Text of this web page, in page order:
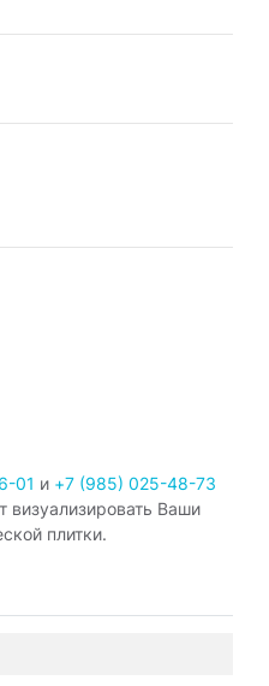
01 и +7 (985) 025-48-73
визуализировать Ваши
плитки.